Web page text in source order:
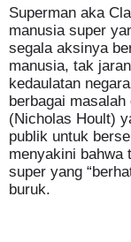
Superman aka
manusia super
segala aksinya
manusia, tak
kedaulatan
berbagai
(Nicholas Hoult)
publik untuk
menyakini bahwa
super yang
buruk.